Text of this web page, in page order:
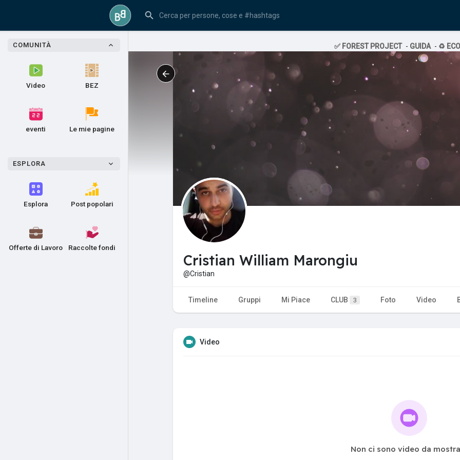
COMUNITÀ
Video BEZ
eventi Le mie pagine
ESPLORA
Esplora Post popolari
Offerte di Lavoro Raccolte fondi
✅ FOREST PROJECT - GUIDA - ♻️
Cristian William Marongiu
@Cristian
Timeline Gruppi Mi Piace CLUB 3 Foto Video
Video
Non ci sono video da